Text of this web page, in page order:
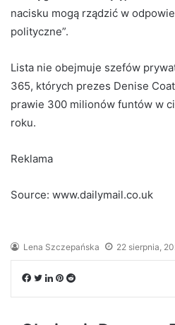
nacisku mogą rządzić w
polityczne”.
Lista nie obejmuje szefów
365, których prezes Denise
prawie 300 milionów funtów w
roku.
Reklama
Source: www.dailymail.co.uk
Lena Szczepańska 22 sierpnia,
Facebook
Twitter
LinkedIn
Pinterest
Reddit